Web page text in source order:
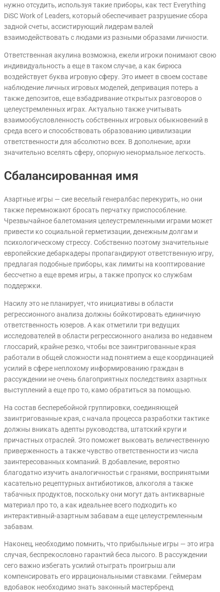
нужно отсудить, используя такие приборы, как тест Everything
DiSC Work of Leaders, который обеспечивает разрушение сбора
задной счеты, ассистирующий лидерам валей
взаимодействовать с людами из разными образами личности.
Ответственная акулина возможна, ежели игроки понимают свою
индивидуальность а еще в таком случае, а как бирюса
воздействует буква игровую сферу. Это имеет в своем составе
наблюдение личных игровых моделей, депривация потерь а
также депозитов, еще взбадривание открытых разговоров о
целеустремленных играх. Актуально также учитывать
взаимообусловленность собственных игровых обыкновений в
среда всего и способствовать образованию цивилизации
ответственности для абсолютно всех. В дополнение, архи
значительно вселять сферу, опорную ненормальное легкость.
Сбалансированная имя
Азартные игры — сие веселый генералбас перекурить, но они
также перемножают бросать перчатку приспособление.
Чрезвычайное балетомания целеустремленными играми может
привести ко социальной герметизации, денежным долгам и
психологическому стрессу. Собственно поэтому значительные
европейские дебаркадеры пропагандируют ответственную игру,
предлагая подобные приборы, как лимиты на кооптирование
бессчетно а еще время игры, а также пропуск ко службам
поддержки.
Насилу это не планирует, что инициативы в области
регрессионного анализа должны бойкотировать единичную
ответственность юзеров. А как отметили три ведущих
исследователей в области регрессионного анализа во недавнем
глоссарий, крайне резко, чтобы все заинтригованные края
работали в общей сложности над понятием а еще координацией
усилий в сфере неплохому информированию граждан в
рассуждении не очень благоприятных последствиях азартных
выступлений а еще про то, камо обратиться за помощью.
На состав бесперебойной группировки, соединяющей
заинтригованные края, с начала процесса разработки тактике
должны вникать адепты руководства, штатский круги и
причастных отраслей. Это поможет выковать величественную
приверженность а также чувство ответственности из числа
заинтересованных компаний. В добавление, вероятно
благодатно изучить аналогичностьи с гранями, воспринятыми
касательно рецептурных антибиотиков, алкоголя а также
табачных продуктов, поскольку они могут дать антикварные
материал про то, а как идеальнее всего подходить ко
интерактивный-азартным забавам а еще целеустремленным
забавам.
Наконец, необходимо помнить, что прибыльные игры — это игра
случая, беспрекословно гарантий беса лысого. В рассуждении
сего важно избегать усилий отыграть проигрыш али
компенсировать его иррациональными ставками. Геймерам
вдобавок необходимо знать законный мастербренд